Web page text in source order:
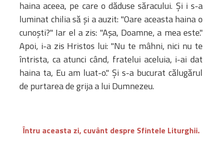
haina aceea, pe care o dăduse săracului. Și i s-a
luminat chilia să și a auzit: "Oare aceasta haina o
cunoști?" Iar el a zis: "Așa, Doamne, a mea este."
Apoi, i-a zis Hristos lui: "Nu te mâhni, nici nu te
întrista, ca atunci când, fratelui aceluia, i-ai dat
haina ta, Eu am luat-o." Și s-a bucurat călugărul
de purtarea de grija a lui Dumnezeu.
Întru aceasta zi, cuvânt despre Sfintele Liturghii.